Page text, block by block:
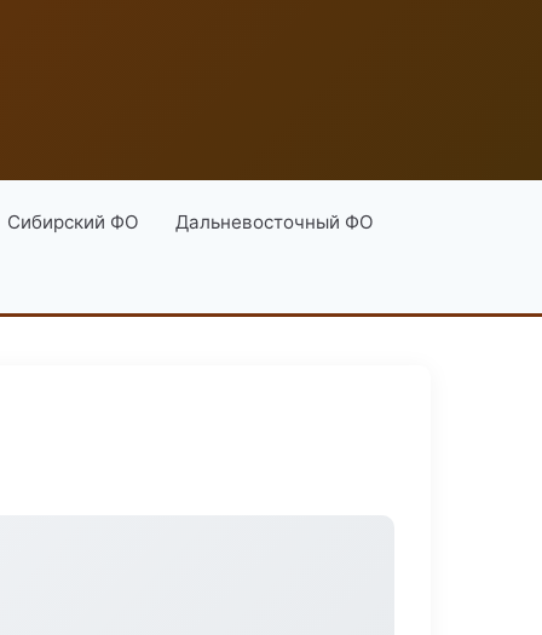
Сибирский ФО Дальневосточный ФО